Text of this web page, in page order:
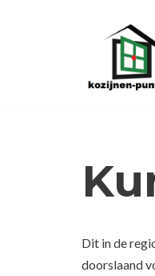
Dit in de
doorslaand